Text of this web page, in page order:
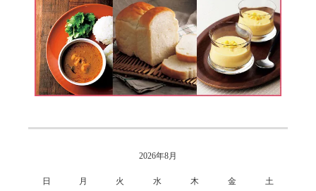
2026年8月
日 月 火 水 木 金 土